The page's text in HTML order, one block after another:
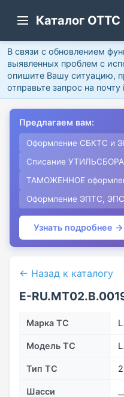
Каталог ОТТС
В связи с обновлением
выявленных проблем с
опишите Вашу ситуацию,
отправьте запрос на
Предлагаем вам:
Оформление СБКТС и
Списание
ТАМОЖЕННОЕ
Оформление ЭПТС,
Узнать подробнее →
← Назад к каталогу
E-
Марка ТС
Модель ТС
Тип ТС
Шасси